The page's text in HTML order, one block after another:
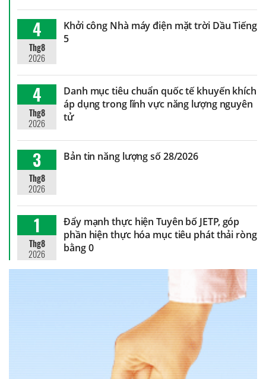
4
Thg8
2026
Khởi công Nhà máy điện mặt trời Dầu Tiếng
5
4
Thg8
2026
Danh mục tiêu chuẩn quốc tế khuyến khích
áp dụng trong lĩnh vực năng lượng nguyên
tử
3
Thg8
2026
Bản tin năng lượng số 28/2026
1
Thg8
2026
Đẩy mạnh thực hiện Tuyên bố JETP, góp
phần hiện thực hóa mục tiêu phát thải ròng
bằng 0